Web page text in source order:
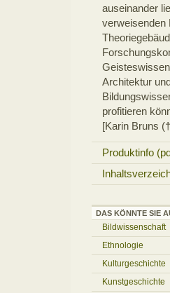
auseinander
verweisenden
Architektur
profitieren
[Karin Bruns
Produktinfo
DAS KÖNNTE SIE
Bildwissenschaft
Ethnologie
Kulturgeschichte
Kunstgeschichte